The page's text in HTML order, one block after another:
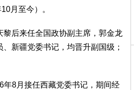
月至今）。
后来任全国政协副主席，郭金龙
新疆党委书记，均晋升副国级；
8月接任西藏党委书记，期间经